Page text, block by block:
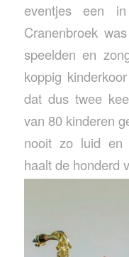
eventjes een
Cranenbroek
speelden en
koppig
dat dus twee
van 80 kinderen
nooit zo luid en
haalt de honderd